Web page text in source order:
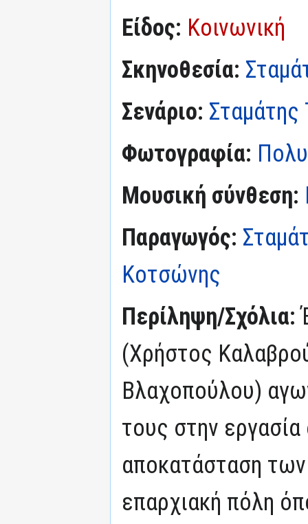
Είδος: Κοινωνική
Σκηνοθεσία:
Σενάριο:
Φωτογραφία:
Μουσική σύνθεση:
Παραγωγός:
Κοτσώνης
Περίληψη/Σχόλια:
(Χρήστος
Βλαχοπούλου)
τους στην εργασία
αποκατάσταση των
επαρχιακή πόλη